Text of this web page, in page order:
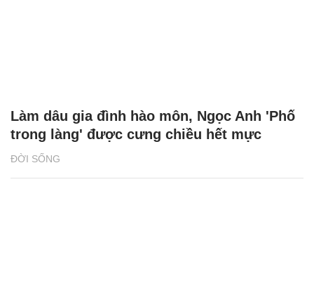
ĐỜI SỐNG
Làm dâu gia đình hào môn, Ngọc Anh 'Phố
trong làng' được cưng chiều hết mực